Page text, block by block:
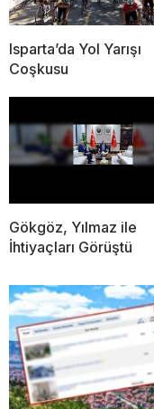
Isparta’da Yol Yarışı
Coşkusu
Gökgöz, Yılmaz ile
İhtiyaçları Görüştü